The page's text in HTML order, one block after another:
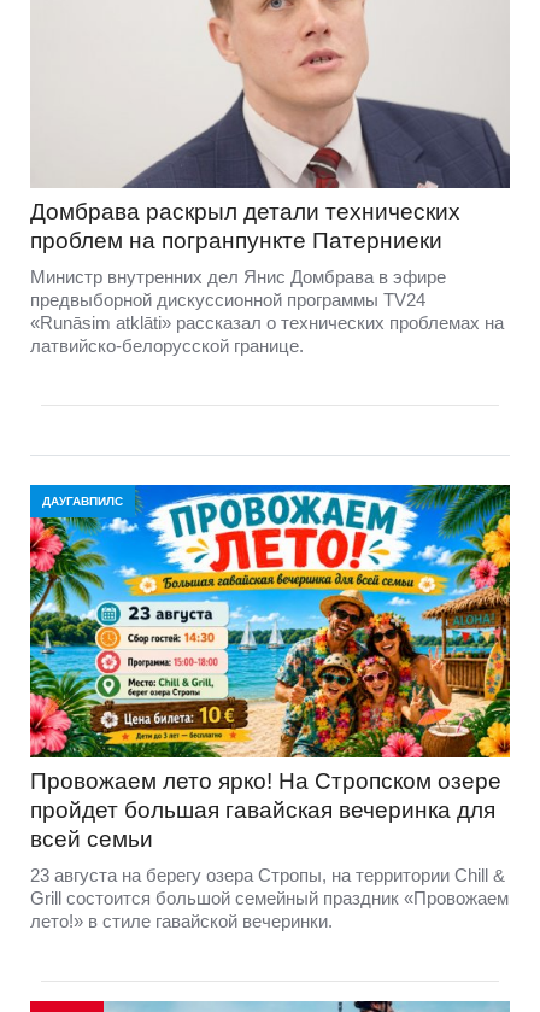
Домбравa раскрыл детали технических
проблем на погранпункте Патерниеки
Министр внутренних дел Янис Домбрава в эфире
предвыборной дискуссионной программы TV24
«Runāsim atklāti» рассказал о технических проблемах на
латвийско-белорусской границе.
ДАУГАВПИЛС
Провожаем лето ярко! На Стропском озере
пройдет большая гавайская вечеринка для
всей семьи
23 августа на берегу озера Стропы, на территории Chill &
Grill состоится большой семейный праздник «Провожаем
лето!» в стиле гавайской вечеринки.